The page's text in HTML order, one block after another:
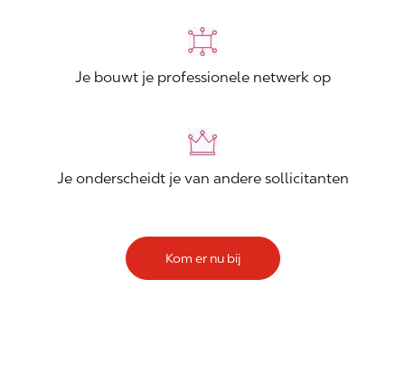
Je bouwt je professionele netwerk op
Je onderscheidt je van andere sollicitanten
Kom er nu bij